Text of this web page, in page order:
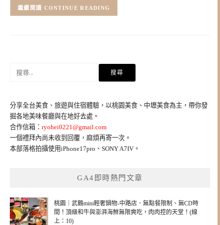
CONTINUE READING
字:
分享全台美食、旅遊與住宿體驗，以桃園美食、中壢美食為主，帶你發
掘各地美味餐廳與在地好去處。
合作信箱： ryohei0221@gmail.com
一個禮拜內尚未收到回覆，麻煩再寄一次。
本部落格拍攝使用iPhone17pro、SONY A7IV。
GA4即時熱門文章
桃園｜武鶴mini輕奢鍋物-中路店．無點餐限制、無CD時
間！頂級和牛與澎湃海鮮無限爽吃，肉肉控的天堂！(線
上：10)